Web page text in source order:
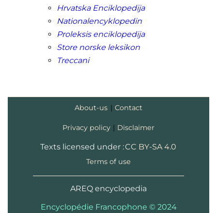
Hrvatska Enciklopedija
Nationalencyklopedin
Proleksis enciklopedija
Store norske leksikon
Treccani
About-us | Contact
Privacy policy Disclaimer
Texts licensed under :CC BY-SA 4.0
Terms of use
AREQ encyclopedia
Encyclopédie Francophone © 2024